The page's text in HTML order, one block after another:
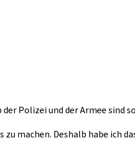
Polizei und der Armee sind
machen. Deshalb habe ich